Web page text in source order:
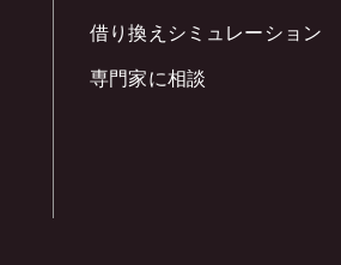
借り換えシミュレーション
専門家に相談